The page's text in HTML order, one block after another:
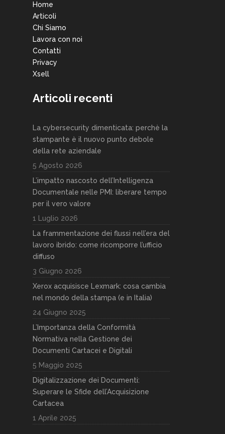
Home
Articoli
Chi Siamo
Lavora con noi
Contatti
Privacy
Xsell
Articoli recenti
La cybersecurity dimenticata: perchè la
stampante è il nuovo punto debole
della rete aziendale
5 Agosto 2026
L’impatto nascosto dell’Intelligenza
Documentale nelle PMI: liberare tempo
per il vero valore
1 Luglio 2026
La frammentazione dei flussi nell’era del
lavoro ibrido: come ricomporre l’ufficio
diffuso
3 Giugno 2026
Xerox acquisisce Lexmark: cosa cambia
nel mondo della stampa (e in Italia)
24 Giugno 2025
L’Importanza della Conformità
Normativa nella Gestione dei
Documenti Cartacei e Digitali
5 Maggio 2025
Digitalizzazione dei Documenti:
Superare le Sfide dell’Acquisizione
Cartacea
1 Aprile 2025